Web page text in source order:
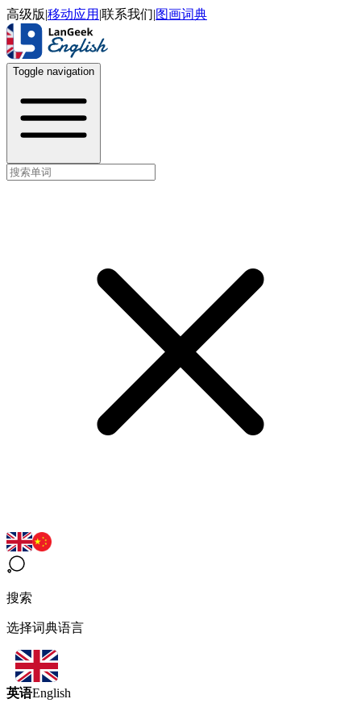
高级版|移动应用 |联系我们|图画词典
Toggle navigation
搜索
选择词典语言
英语English